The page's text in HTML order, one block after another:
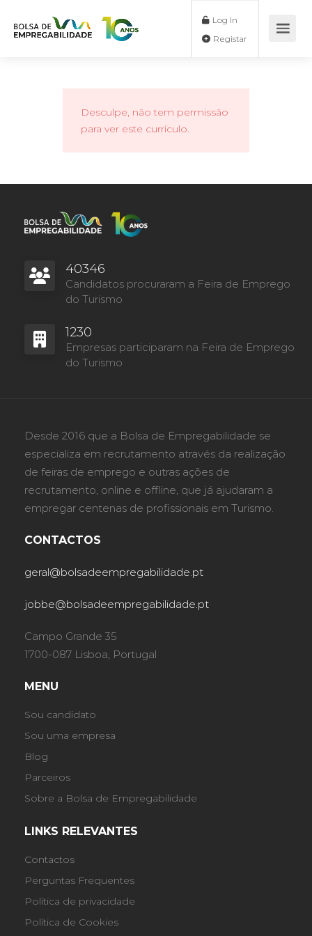
Log In
Desculpe, não tem permissão
para ver este currículo.
40346
Candidatos procuraram a Feira de Emprego
do Turismo
1230
Empresas participaram na Feira de Emprego
do Turismo
Desde 2016 que a Bolsa de Empregabilidade se
especializa em recrutamento através da realização
de feiras de emprego e outras ações de
recrutamento, online e offline, que já ajudaram a
empregar centenas de profissionais em Turismo.
CONTACTOS
geral@bolsadeempregabilidade.pt
jobbe@bolsadeempregabilidade.pt
Campo Grande 35
1700-087 Lisboa, Portugal
MENU
Sou candidato
Sou uma empresa
Blog
Parceiros
Sobre a Bolsa de Empregabilidade
LINKS RELEVANTES
Contactos
Perguntas Frequentes
Política de privacidade
Política de Cookies